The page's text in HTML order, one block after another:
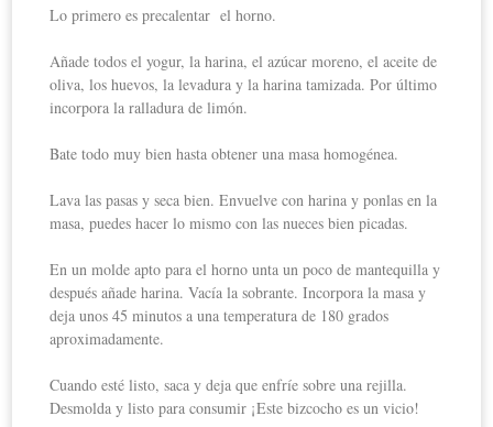
Lo primero es precalentar el horno.
Añade todos el yogur, la harina, el azúcar moreno, el aceite de
oliva, los huevos, la levadura y la harina tamizada. Por último
incorpora la ralladura de limón.
Bate todo muy bien hasta obtener una masa homogénea.
Lava las pasas y seca bien. Envuelve con harina y ponlas en la
masa, puedes hacer lo mismo con las nueces bien picadas.
En un molde apto para el horno unta un poco de mantequilla y
después añade harina. Vacía la sobrante. Incorpora la masa y
deja unos 45 minutos a una temperatura de 180 grados
aproximadamente.
Cuando esté listo, saca y deja que enfríe sobre una rejilla.
Desmolda y listo para consumir ¡Este bizcocho es un vicio!